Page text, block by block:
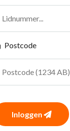
Postcode
Inloggen